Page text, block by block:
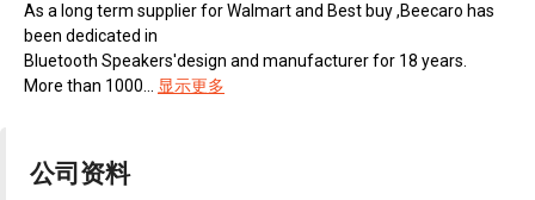
As a long term supplier for Walmart and Best buy ,Beecaro has
been dedicated in
Bluetooth Speakers'design and manufacturer for 18 years.
More than 1000... 显示更多
公司资料